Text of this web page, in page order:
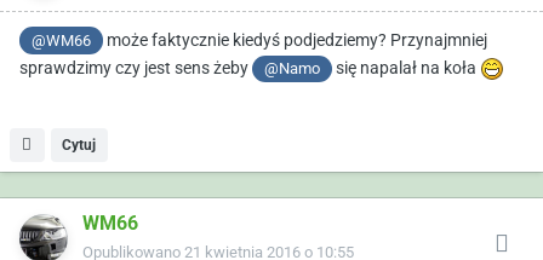
@WM66
może faktycznie kiedyś podjedziemy? Przynajmniej
sprawdzimy czy jest sens żeby
@Namo się napalał na koła
Cytuj
WM66
Opublikowano 21 kwietnia 2016 o 10:55